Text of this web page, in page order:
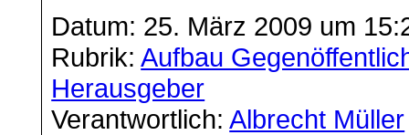
Datum: 25. März 2009 um
Rubrik:Aufbau
Herausgeber
Verantwortlich:Albrecht Müller